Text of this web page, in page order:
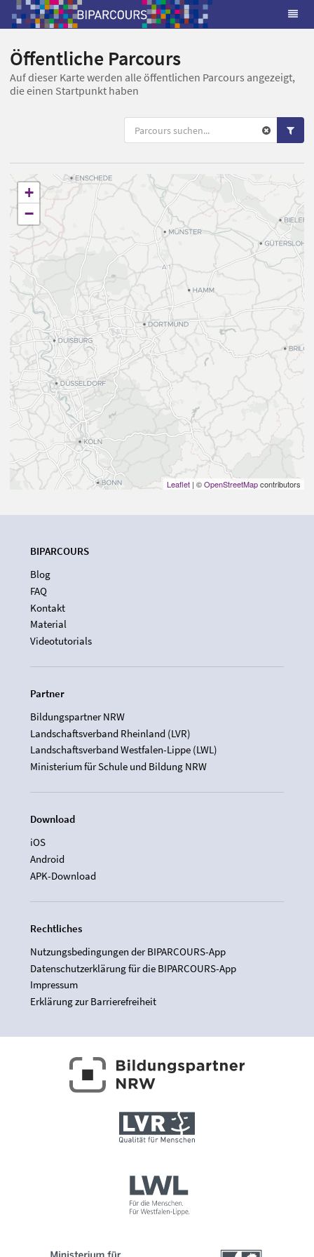
Öffentliche Parcours
Auf dieser Karte werden alle öffentlichen Parcours angezeigt,
die einen Startpunkt haben
+
−
Leaflet | ©OpenStreetMapcontributors
BIPARCOURS
Blog
FAQ
Kontakt
Material
Videotutorials
Partner
Bildungspartner NRW
Landschaftsverband Rheinland (LVR)
Landschaftsverband Westfalen-Lippe (LWL)
Ministerium für Schule und Bildung NRW
Download
iOS
Android
APK-Download
Rechtliches
Nutzungsbedingungen der BIPARCOURS-App
Datenschutzerklärung für die BIPARCOURS-App
Impressum
Erklärung zur Barrierefreiheit